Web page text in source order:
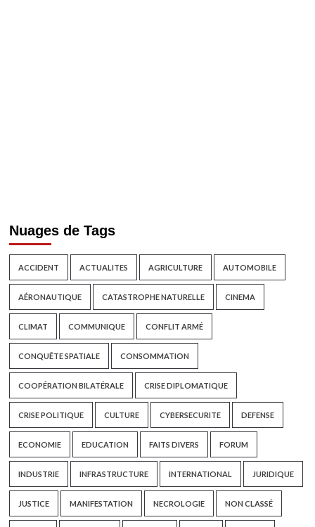
Nuages de Tags
ACCIDENT ACTUALITES AGRICULTURE AUTOMOBILE
AÉRONAUTIQUE CATASTROPHE NATURELLE CINEMA
CLIMAT COMMUNIQUE CONFLIT ARMÉ
CONQUÊTE SPATIALE CONSOMMATION
COOPÉRATION BILATÉRALE CRISE DIPLOMATIQUE
CRISE POLITIQUE CULTURE CYBERSECURITE DEFENSE
ECONOMIE EDUCATION FAITS DIVERS FORUM
INDUSTRIE INFRASTRUCTURE INTERNATIONAL JURIDIQUE
JUSTICE MANIFESTATION NECROLOGIE NON CLASSÉ